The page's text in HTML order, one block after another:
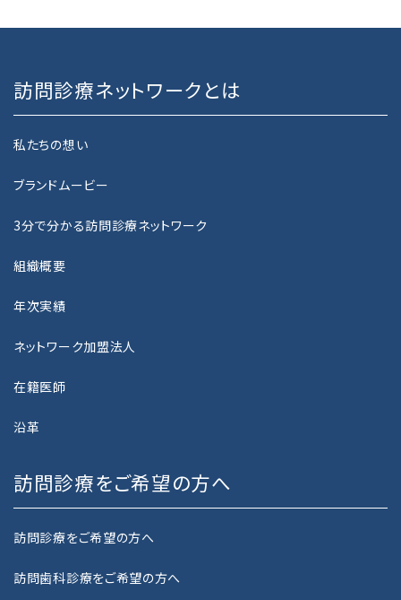
クリニック一覧
NEWS
PRIVACY POLICY
カスタマーハラスメントに関する基本指針
お問い合わせ
採用情報
訪問診療ネットワークとは
私たちの想い
ブランドムービー
3分で分かる訪問診療ネットワーク
組織概要
年次実績
ネットワーク加盟法人
在籍医師
沿革
訪問診療をご希望の方へ
訪問診療をご希望の方へ
訪問歯科診療をご希望の方へ